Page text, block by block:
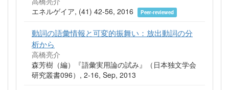
エネルゲイア, (41) 42-56, 2016
Peer-reviewed
動詞の語彙情報と可変的振舞い：放出動詞の分
析から
高橋亮介
森芳樹（編）『語彙実用論の試み』（日本独文学会
研究叢書096）, 2-16, Sep, 2013